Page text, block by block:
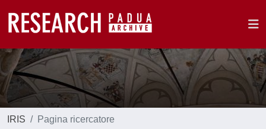
IRIS Pagina ricercatore